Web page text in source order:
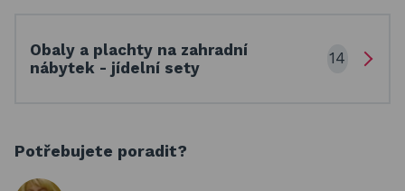
Obaly a plachty na zahradní
nábytek - jídelní sety
14
Potřebujete poradit?